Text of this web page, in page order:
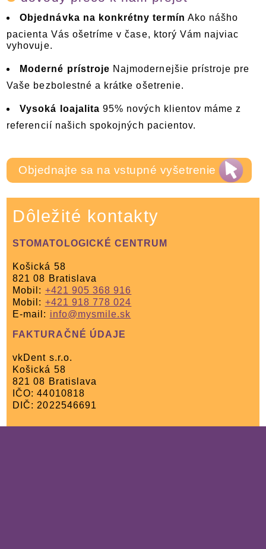
Objednávka na konkrétny termín Ako nášho
pacienta Vás ošetríme v čase, ktorý Vám najviac
vyhovuje.
Moderné prístroje Najmodernejšie prístroje pre
Vaše bezbolestné a krátke ošetrenie.
Vysoká loajalita 95% nových klientov máme z
referencií našich spokojných pacientov.
Objednajte sa na vstupné vyšetrenie
Dôležité kontakty
STOMATOLOGICKÉ CENTRUM
Košická 58
821 08 Bratislava
Mobil: +421 905 368 916
Mobil: +421 918 778 024
E-mail: info@mysmile.sk
FAKTURAČNÉ ÚDAJE
vkDent s.r.o.
Košická 58
821 08 Bratislava
IČO: 44010818
DIČ: 2022546691